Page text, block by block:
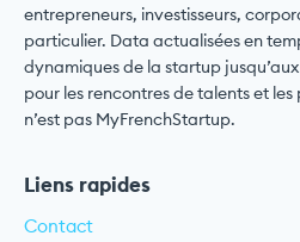
entrepreneurs, investisseurs,
particulier. Data actualisées en
dynamiques de la startup
pour les rencontres de talents et
n’est pas MyFrenchStartup.
Liens rapides
Contact